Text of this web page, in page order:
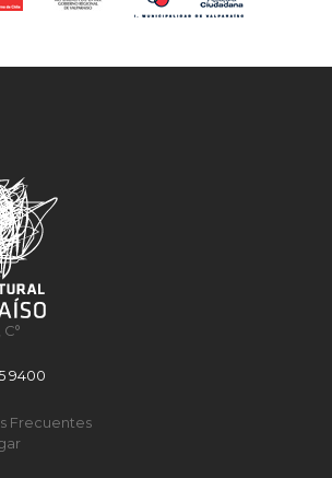
9400
Frecuentes